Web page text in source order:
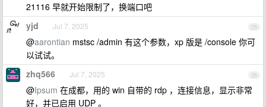
21116 早就开始限制了，换端口吧
25
yjd Jul 7, 2025
@aarontian mstsc /admin 有这个参数，xp 版是 /console 你可
以试试。
26
zhq566 Jul 7, 2025
@Ipsum 在成都，用的 win 自带的 rdp ，连接信息，显示非常
好，并已启用 UDP 。